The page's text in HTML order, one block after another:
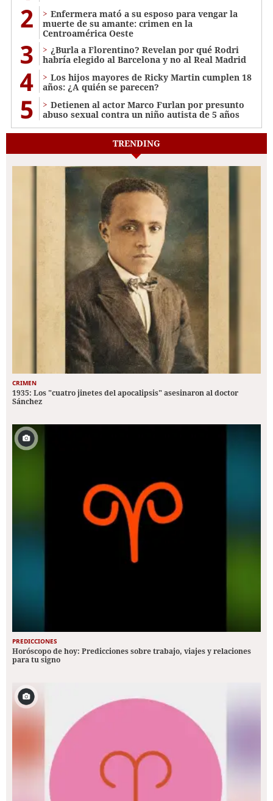
2
Enfermera mató a su esposo para vengar la
muerte de su amante: crimen en la
Centroamérica Oeste
3
¿Burla a Florentino? Revelan por qué Rodri
habría elegido al Barcelona y no al Real Madrid
4
Los hijos mayores de Ricky Martin cumplen 18
años: ¿A quién se parecen?
5
Detienen al actor Marco Furlan por presunto
abuso sexual contra un niño autista de 5 años
TRENDING
CRIMEN
1935: Los "cuatro jinetes del apocalipsis" asesinaron al doctor
Sánchez
PREDICCIONES
Horóscopo de hoy: Predicciones sobre trabajo, viajes y relaciones
para tu signo